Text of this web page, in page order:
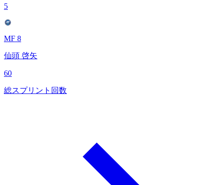
5
MF 8
仙頭 啓矢
60
総スプリント回数